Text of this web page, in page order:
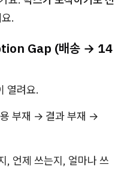
.
Gap (배송 → 14
열려요.
부재 → 결과 부재 →
, 언제 쓰는지, 얼마나 쓰